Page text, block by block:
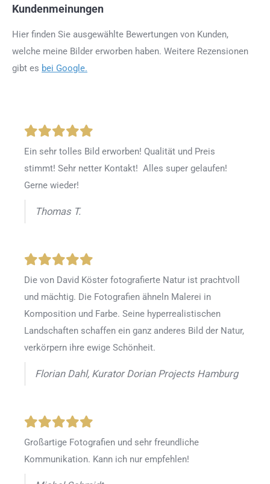
Kundenmeinungen
Hier finden Sie ausgewählte Bewertungen von Kunden,
welche meine Bilder erworben haben. Weitere Rezensionen
gibt es bei Google.
Ein sehr tolles Bild erworben! Qualität und Preis
stimmt! Sehr netter Kontakt! Alles super gelaufen!
Gerne wieder!
Thomas T.
Die von David Köster fotografierte Natur ist prachtvoll
und mächtig. Die Fotografien ähneln Malerei in
Komposition und Farbe. Seine hyperrealistischen
Landschaften schaffen ein ganz anderes Bild der Natur,
verkörpern ihre ewige Schönheit.
Florian Dahl, Kurator Dorian Projects Hamburg
Großartige Fotografien und sehr freundliche
Kommunikation. Kann ich nur empfehlen!